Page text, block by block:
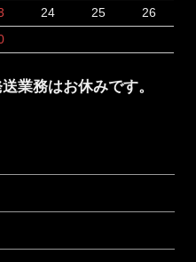
24 25
26
業務はお休みです。